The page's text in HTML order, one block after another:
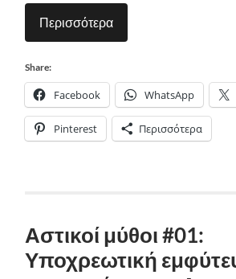
Περισσότερα
Share:
Facebook WhatsApp
Pinterest Περισσότερα
Αστικοί μύθοι #01:
Υποχρεωτική